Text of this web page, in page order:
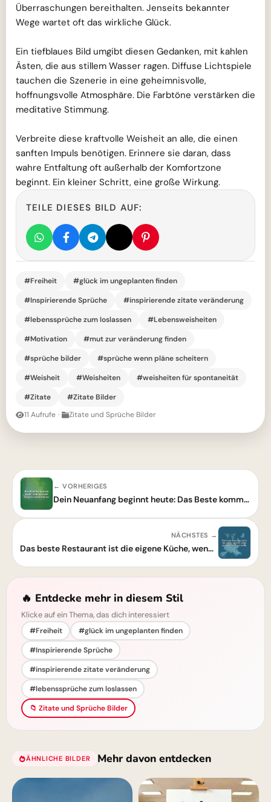
Überraschungen bereithalten. Jenseits bekannter
Wege wartet oft das wirkliche Glück.
Ein tiefblaues Bild umgibt diesen Gedanken, mit kahlen
Ästen, die aus stillem Wasser ragen. Diffuse Lichtspiele
tauchen die Szenerie in eine geheimnisvolle,
hoffnungsvolle Atmosphäre. Die Farbtöne verstärken die
meditative Stimmung.
Verbreite diese kraftvolle Weisheit an alle, die einen
sanften Impuls benötigen. Erinnere sie daran, dass
wahre Entfaltung oft außerhalb der Komfortzone
beginnt. Ein kleiner Schritt, eine große Wirkung.
TEILE DIESES BILD AUF:
#Freiheit
#glück im ungeplanten finden
#Inspirierende Sprüche
#inspirierende zitate veränderung
#lebenssprüche zum loslassen
#Lebensweisheiten
#Motivation
#mut zur veränderung finden
#sprüche bilder
#sprüche wenn pläne scheitern
#Weisheit
#Weisheiten
#weisheiten für spontaneität
#Zitate
#Zitate Bilder
11 Aufrufe · Zitate und Sprüche Bilder
← VORHERIGES
Dein Neuanfang beginnt heute: Das Beste kommt noch – inspirierende Worte
NÄCHSTES →
Das beste Restaurant ist die eigene Küche, wenn jemand für einen kocht - Weisheit
🔥 Entdecke mehr in diesem Stil
Klicke auf ein Thema, das dich interessiert
#Freiheit
#glück im ungeplanten finden
#Inspirierende Sprüche
#inspirierende zitate veränderung
#lebenssprüche zum loslassen
📁 Zitate und Sprüche Bilder
ÄHNLICHE BILDER Mehr davon entdecken